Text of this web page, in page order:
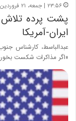
۲۳:۵۶ | جمعه، ۲۱ فروردین ۱۴۰۵
پشت پرده تلاش
ایران-آمریکا
عبدالباسط، کارشناس
«اگر مذاکرات شکست